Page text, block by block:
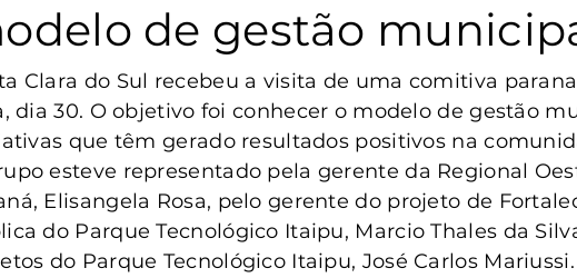
Trânsito Habitação Destaque
Turismo Santa Clara do Sul Conselho Tutelar
de gestão
Clara do Sul recebeu a visita de uma comitiva
dia 30. O objetivo foi conhecer o modelo de gestão
que têm gerado resultados positivos na
esteve representado pela gerente da Regional
Elisangela Rosa, pelo gerente do projeto de
do Parque Tecnológico Itaipu, Marcio Thales da
do Parque Tecnológico Itaipu, José Carlos